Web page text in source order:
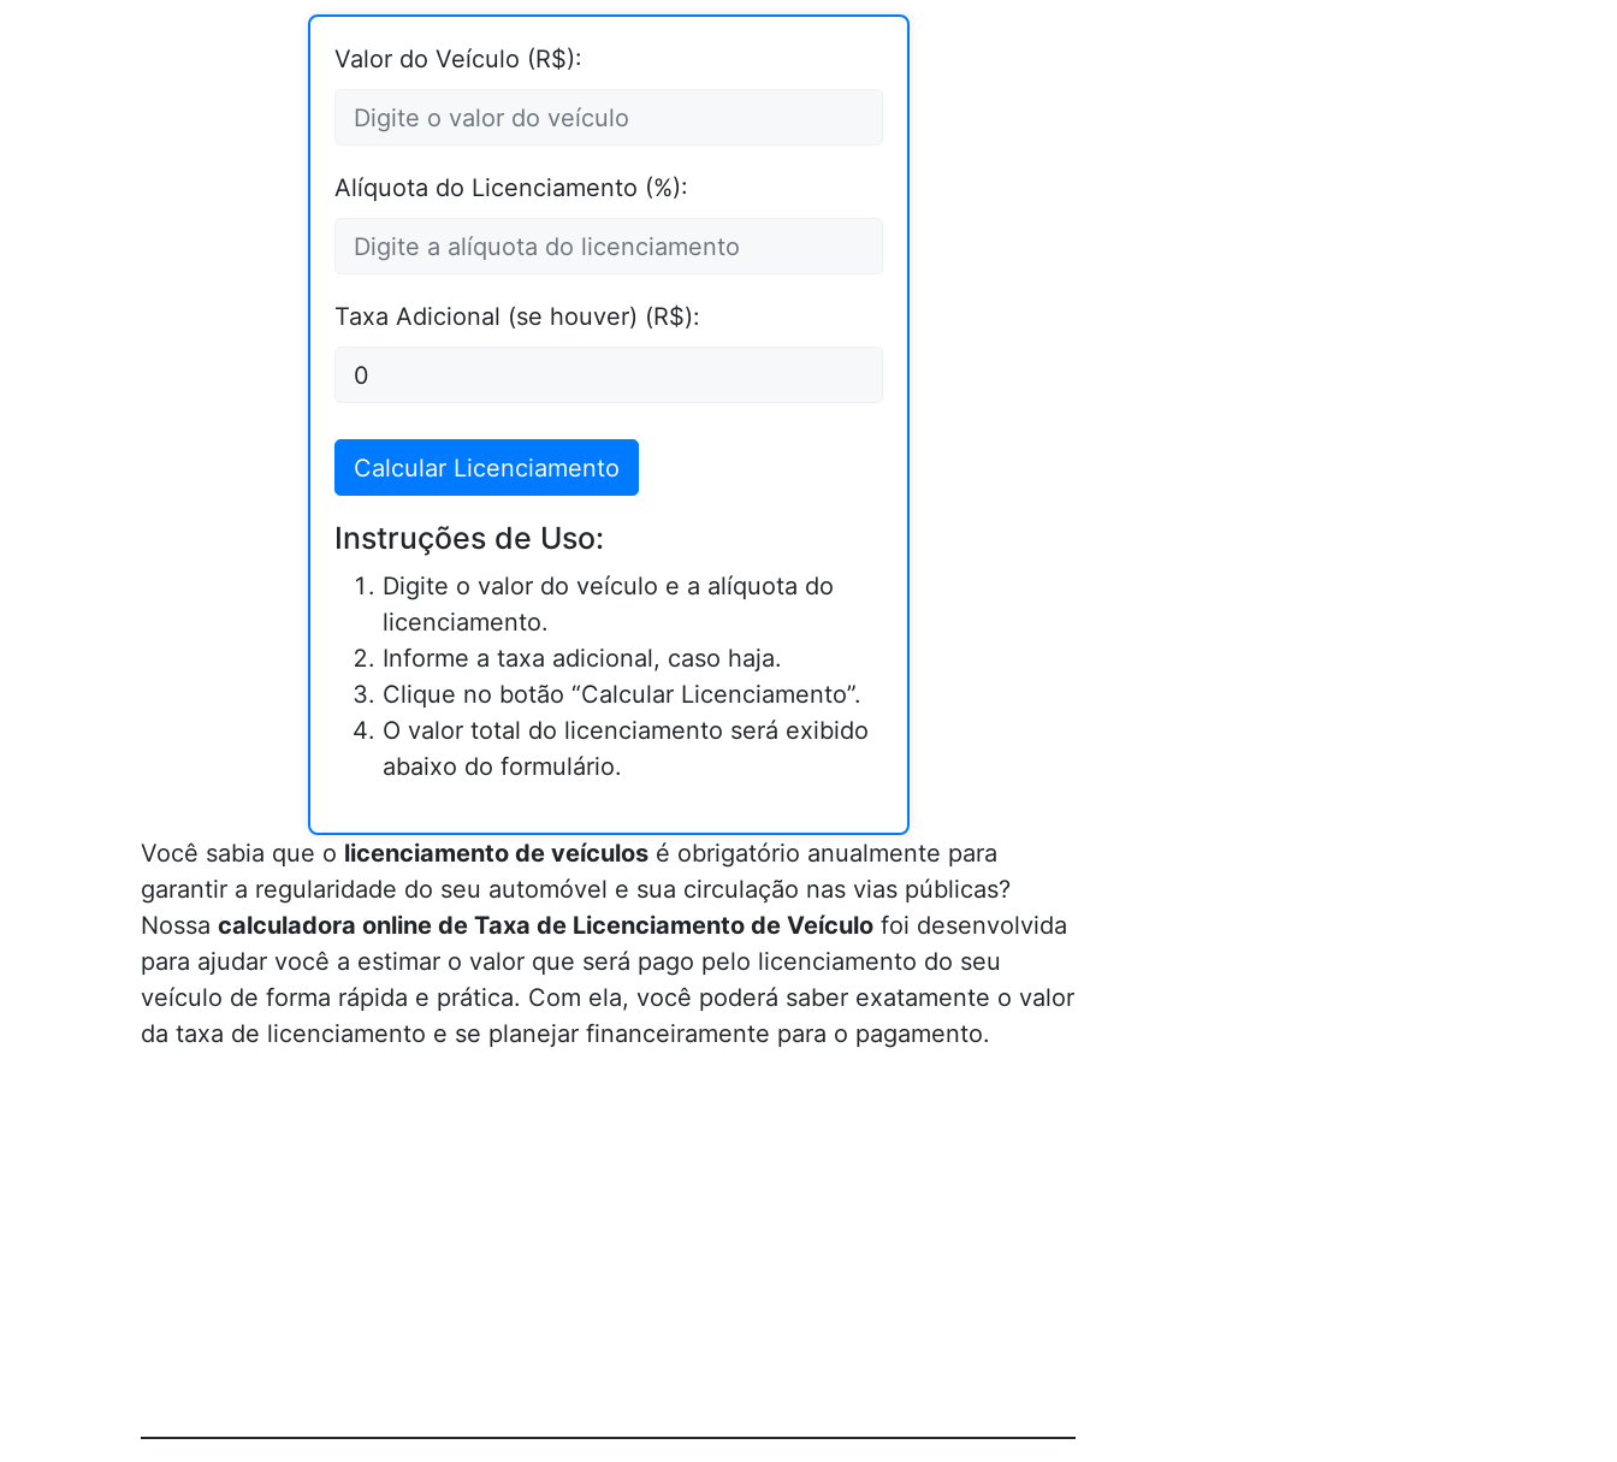
Valor do Veículo (R$):
Alíquota do Licenciamento (%):
Taxa Adicional (se houver) (R$):
Calcular Licenciamento
Instruções de Uso:
Digite o valor do veículo e a alíquota do
licenciamento.
Informe a taxa adicional, caso haja.
Clique no botão “Calcular Licenciamento”.
O valor total do licenciamento será exibido
abaixo do formulário.
Você sabia que o licenciamento de veículos é obrigatório anualmente para
garantir a regularidade do seu automóvel e sua circulação nas vias públicas?
Nossa calculadora online de Taxa de Licenciamento de Veículo foi desenvolvida
para ajudar você a estimar o valor que será pago pelo licenciamento do seu
veículo de forma rápida e prática. Com ela, você poderá saber exatamente o valor
da taxa de licenciamento e se planejar financeiramente para o pagamento.